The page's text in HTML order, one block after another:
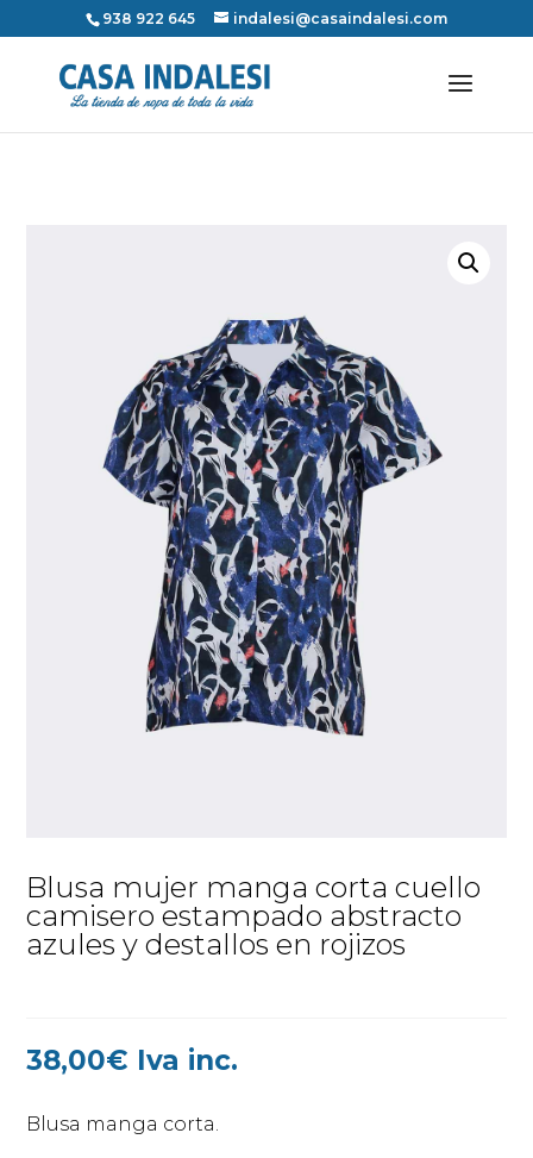
938 922 645 indalesi@casaindalesi.com
Blusa mujer manga corta cuello
camisero estampado abstracto
azules y destallos en rojizos
38,00€ Iva inc.
Blusa manga corta.